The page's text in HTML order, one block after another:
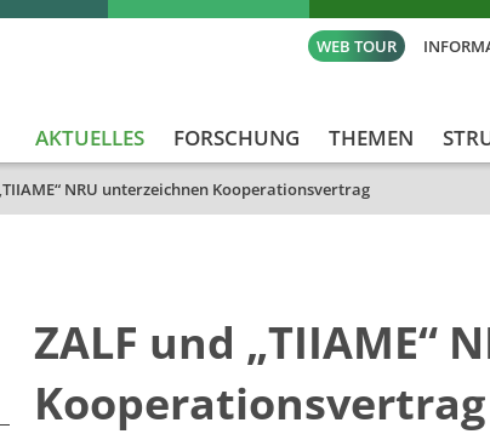
WEB TOUR
AKTUELLES FORSCHUNG THEMEN
NRU unterzeichnen Kooperationsvertrag
ZALF und „TIIAME“
Kooperationsvertrag